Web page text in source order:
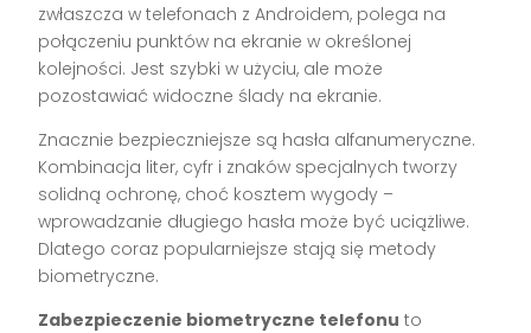
zwłaszcza w telefonach z Androidem, polega na
połączeniu punktów na ekranie w określonej
kolejności. Jest szybki w użyciu, ale może
pozostawiać widoczne ślady na ekranie.
Znacznie bezpieczniejsze są hasła alfanumeryczne.
Kombinacja liter, cyfr i znaków specjalnych tworzy
solidną ochronę, choć kosztem wygody –
wprowadzanie długiego hasła może być uciążliwe.
Dlatego coraz popularniejsze stają się metody
biometryczne.
Zabezpieczenie biometryczne telefonu to